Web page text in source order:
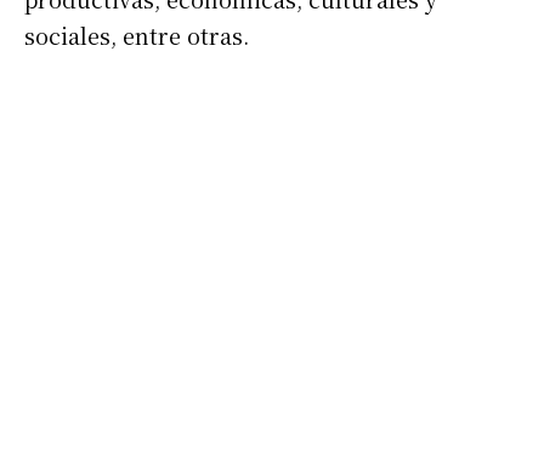
sociales, entre otras.